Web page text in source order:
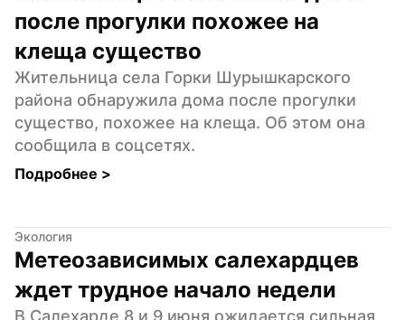
после прогулки похожее на
клеща существо
Жительница села Горки Шурышкарского
района обнаружила дома после прогулки
существо, похожее на клеща. Об этом она
сообщила в соцсетях.
Подробнее >
Экология
Метеозависимых салехардцев
ждет трудное начало недели
В Салехарде 8 и 9 июня ожидается сильная